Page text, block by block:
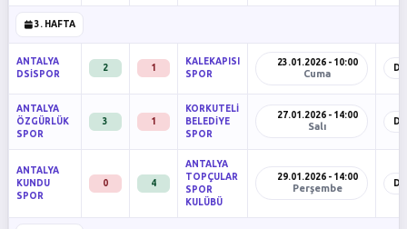
3. HAFTA
ANTALYA
DSİSPOR
2 1
KALEKAPISI
SPOR
23.01.2026 - 10:00
Cuma
ANTALYA
ÖZGÜRLÜK
SPOR
3 1
KORKUTELİ
BELEDİYE
SPOR
27.01.2026 - 14:00
Salı
ANTALYA
KUNDU
SPOR
0 4
ANTALYA
TOPÇULAR
SPOR
KULÜBÜ
29.01.2026 - 14:00
Perşembe